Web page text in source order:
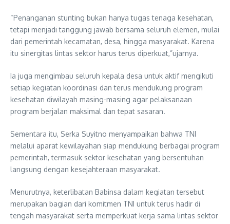
“Penanganan stunting bukan hanya tugas tenaga kesehatan,
tetapi menjadi tanggung jawab bersama seluruh elemen, mulai
dari pemerintah kecamatan, desa, hingga masyarakat. Karena
itu sinergitas lintas sektor harus terus diperkuat,”ujarnya.
Ia juga mengimbau seluruh kepala desa untuk aktif mengikuti
setiap kegiatan koordinasi dan terus mendukung program
kesehatan diwilayah masing-masing agar pelaksanaan
program berjalan maksimal dan tepat sasaran.
Sementara itu, Serka Suyitno menyampaikan bahwa TNI
melalui aparat kewilayahan siap mendukung berbagai program
pemerintah, termasuk sektor kesehatan yang bersentuhan
langsung dengan kesejahteraan masyarakat.
Menurutnya, keterlibatan Babinsa dalam kegiatan tersebut
merupakan bagian dari komitmen TNI untuk terus hadir di
tengah masyarakat serta memperkuat kerja sama lintas sektor